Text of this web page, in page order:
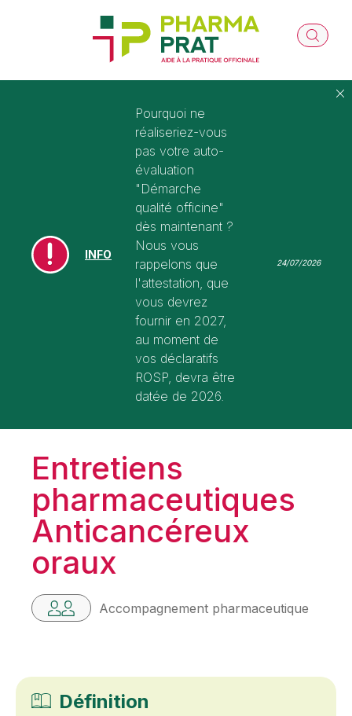
INFO
Pourquoi ne
réaliseriez-vous
pas votre auto-
évaluation
"Démarche
qualité officine"
dès maintenant ?
Nous vous
rappelons que
l'attestation, que
vous devrez
fournir en 2027,
au moment de
vos déclaratifs
ROSP, devra être
datée de 2026.
24/07/2026
Entretiens
pharmaceutiques
Anticancéreux
oraux
Accompagnement pharmaceutique
Définition